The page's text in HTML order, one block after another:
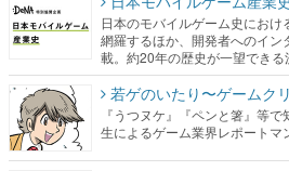
若ゲのいたり〜ゲームク
『うつヌケ』『ペンと箸』等
生によるゲーム業界レポートマ
なんでゲームは面白い？
ゲーム開発者・hamatsu氏がゲ
な形から解き明かしていく、硬